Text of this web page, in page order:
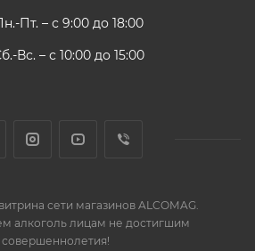
Пт. – с 9:00 до 18:00
Вс. – с 10:00 до 15:00
сети магазинов ALCOMAG.
алкоголь лицам не достигшим
совершеннолетия!